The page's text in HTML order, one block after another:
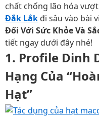
chất chống lão hóa
Đắk Lắk đi sâu vào bài
Đối Với Sức Khỏe Và
tiết ngay dưới đây nhé!
1. Profile Dinh
Hạng Của
Hạt”